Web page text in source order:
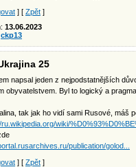
] [ Zpět ]
13.06.2023
ckp13
25
napsal jeden z nejpodstatnějších
obyvatelstvem. Byl to logický a
tak jak ho vidí sami Rusové, máš
wiki/
publication/golod...
] [ Zpět ]